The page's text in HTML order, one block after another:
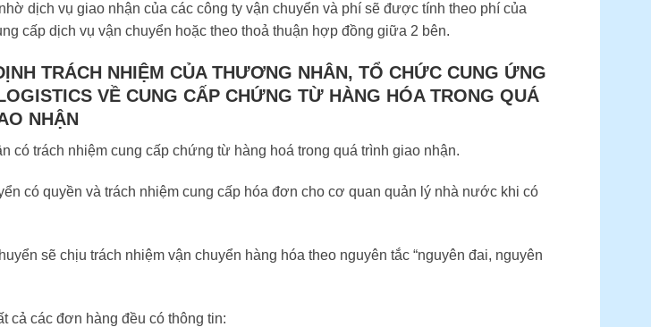
dịch vụ giao nhận của các công ty vận chuyển và phí sẽ được tính theo phí của
cấp dịch vụ vận chuyển hoặc theo thoả thuận hợp đồng giữa 2 bên.
TRÁCH NHIỆM CỦA THƯƠNG NHÂN, TỔ CHỨC CUNG ỨNG
VỀ CUNG CẤP CHỨNG TỪ HÀNG HÓA TRONG QUÁ
NHẬN
có trách nhiệm cung cấp chứng từ hàng hoá trong quá trình giao nhận.
có quyền và trách nhiệm cung cấp hóa đơn cho cơ quan quản lý nhà nước khi có
sẽ chịu trách nhiệm vận chuyển hàng hóa theo nguyên tắc “nguyên đai, nguyên
cả các đơn hàng đều có thông tin: